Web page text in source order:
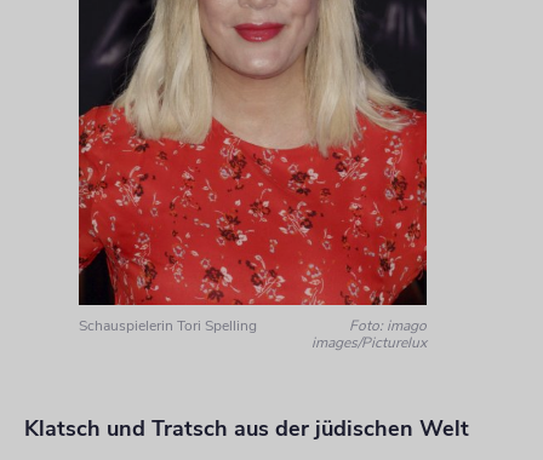
Schauspielerin Tori Spelling
Foto: imago
images/Picturelux
Klatsch und Tratsch aus der jüdischen Welt